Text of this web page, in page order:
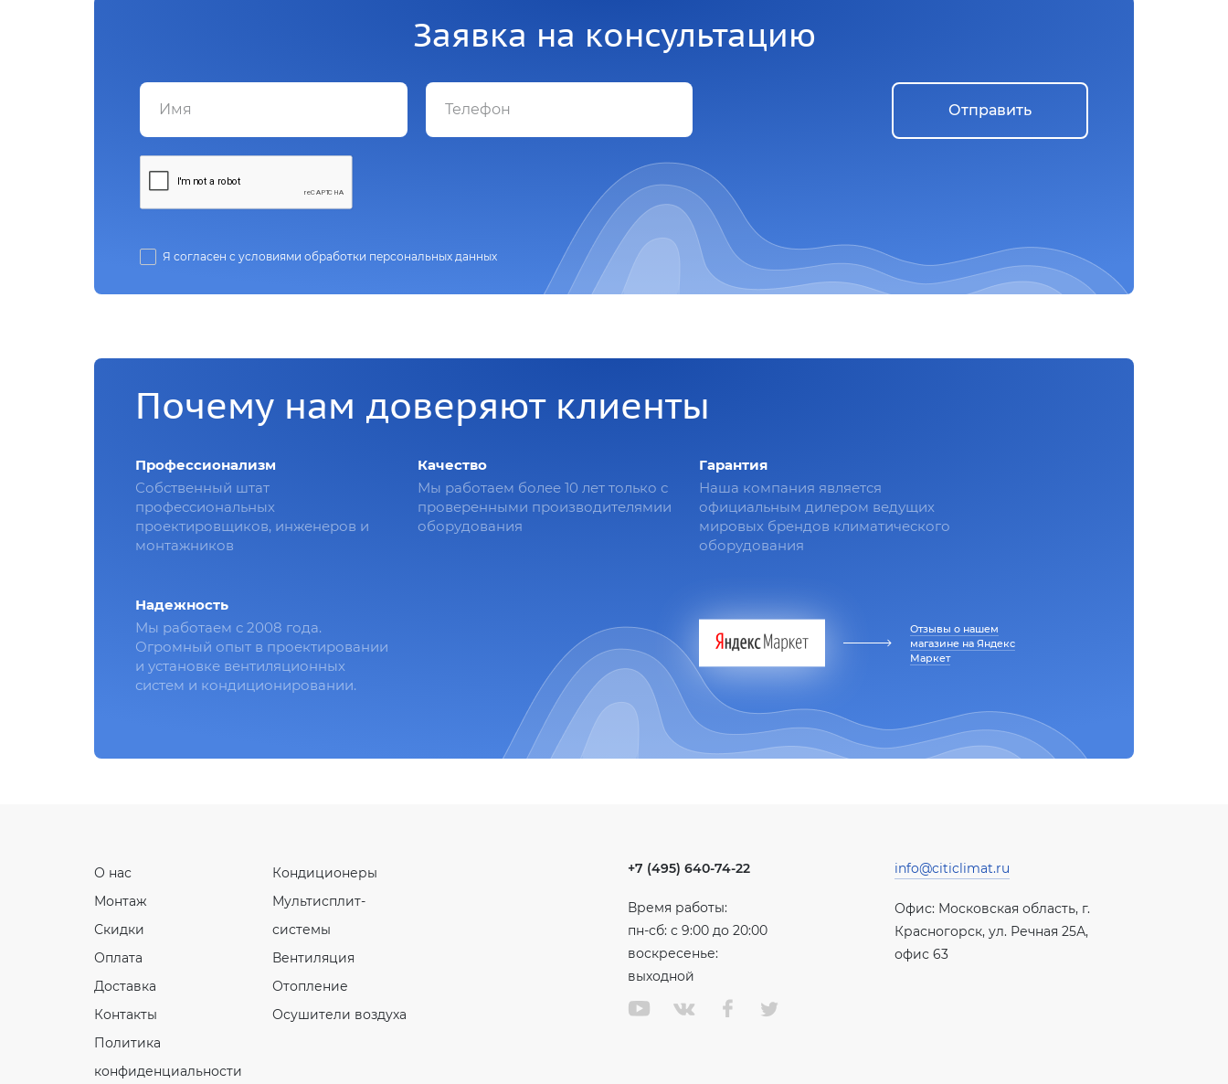
Заявка на консультацию
Я согласен с условиями обработки персональных данных
Отправить
Почему нам доверяют клиенты
Профессионализм
Собственный штат
профессиональных
проектировщиков, инженеров и
монтажников
Качество
Мы работаем более 10 лет только с
проверенными производителямии
оборудования
Гарантия
Наша компания является
официальным дилером ведущих
мировых брендов климатического
оборудования
Надежность
Мы работаем с 2008 года.
Огромный опыт в проектировании
и установке вентиляционных
систем и кондиционировании.
Отзывы о нашем
магазине на Яндекс
Маркет
О нас
Монтаж
Скидки
Оплата
Доставка
Контакты
Политика
конфиденциальности
Кондиционеры
Мультисплит-
системы
Вентиляция
Отопление
Осушители воздуха
+7 (495) 640-74-22
Время работы:
пн-сб: с 9:00 до 20:00
воскресенье:
выходной
info@citiclimat.ru
Офис: Московская область, г.
Красногорск, ул. Речная 25А,
офис 63